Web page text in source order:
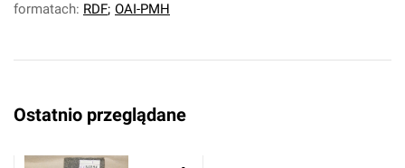
formatach: RDF; OAI-PMH
Ostatnio przeglądane